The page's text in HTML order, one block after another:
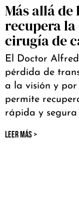
Más allá
recupera
cirugía de
El Doctor
pérdida de
a la visión y
permite
rápida y segura
LEER MÁS >